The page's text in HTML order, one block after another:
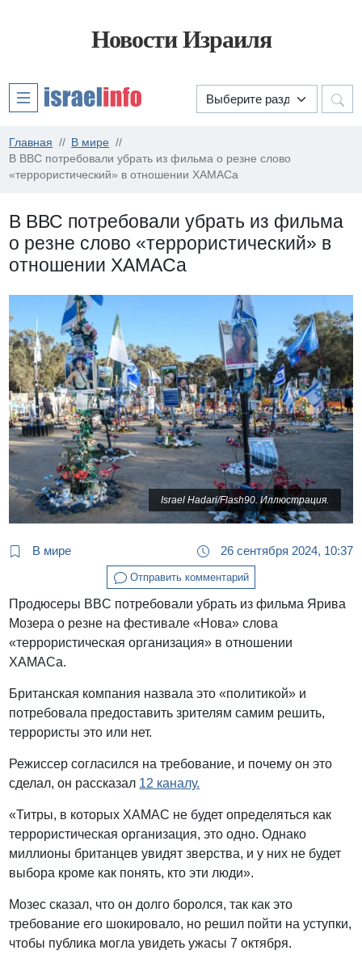
Новости Израиля
Главная
В мире
В ВВС потребовали убрать из фильма о резне слово
«террористический» в отношении ХАМАСа
В ВВС потребовали убрать из фильма
о резне слово «террористический» в
отношении ХАМАСа
Israel Hadari/Flash90. Иллюстрация.
В мире 26 сентября 2024, 10:37
Отправить комментарий
Продюсеры BBC потребовали убрать из фильма Ярива
Мозера о резне на фестивале «Нова» слова
«террористическая организация» в отношении
ХАМАСа.
Британская компания назвала это «политикой» и
потребовала предоставить зрителям самим решить,
террористы это или нет.
Режиссер согласился на требование, и почему он это
сделал, он рассказал 12 каналу.
«Титры, в которых ХАМАС не будет определяться как
террористическая организация, это одно. Однако
миллионы британцев увидят зверства, и у них не будет
выбора кроме как понять, кто эти люди».
Мозес сказал, что он долго боролся, так как это
требование его шокировало, но решил пойти на уступки,
чтобы публика могла увидеть ужасы 7 октября.